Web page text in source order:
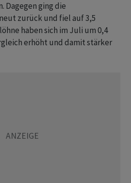
Dagegen ging die
zurück und fiel auf 3,5
haben sich im Juli um 0,4
erhöht und damit stärker